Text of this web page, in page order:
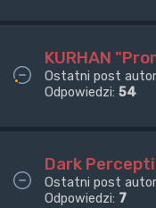
KURHAN
Ostatni post
Odpowiedzi: 54
Dark
Ostatni post
Odpowiedzi: 7